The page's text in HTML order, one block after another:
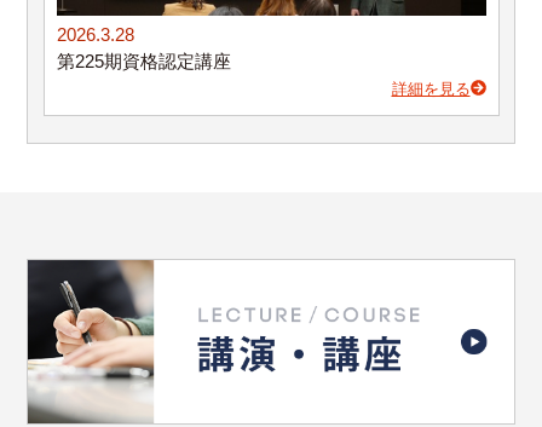
2026.3.28
第225期資格認定講座
詳細を見る